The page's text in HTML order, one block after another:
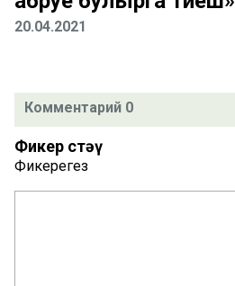
20.04.2021
Комментарий 0
Фикер өстәү
Фикерегез